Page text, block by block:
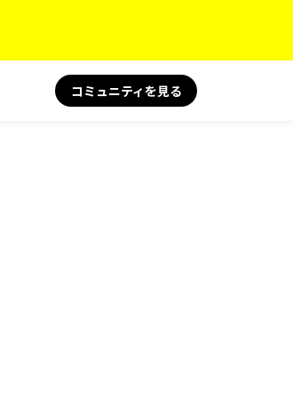
コミュニティを見る